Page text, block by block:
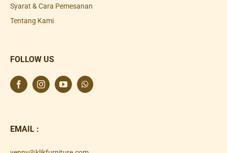
Syarat & Cara Pemesanan
Tentang Kami
FOLLOW US
EMAIL :